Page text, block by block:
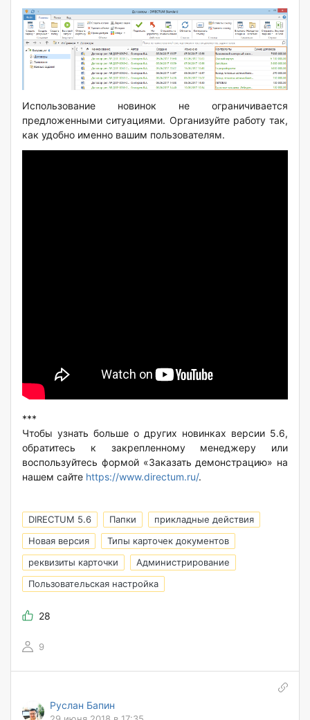
Использование новинок не ограничивается
предложенными ситуациями. Организуйте работу так,
как удобно именно вашим пользователям.
***
Чтобы узнать больше о других новинках версии 5.6,
обратитесь к закрепленному менеджеру или
воспользуйтесь формой «Заказать демонстрацию» на
нашем сайте https://www.directum.ru/.
DIRECTUM 5.6 Папки
прикладные действия
Новая версия
Типы карточек документов
реквизиты карточки
Администрирование
Пользовательская настройка
28
9
Руслан Бапин